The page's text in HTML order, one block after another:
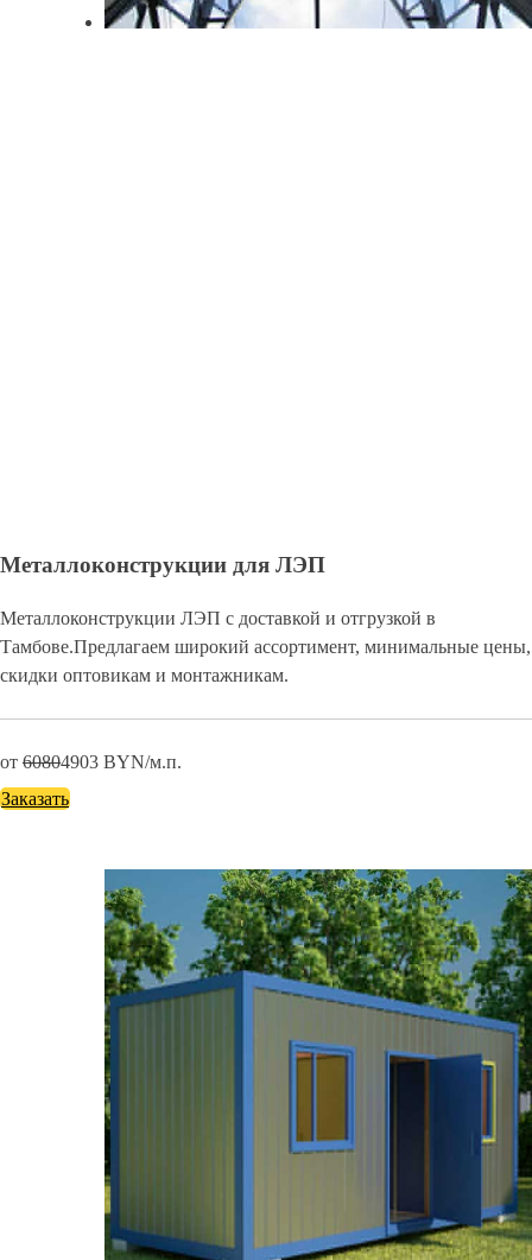
Металлоконструкции для ЛЭП
Металлоконструкции ЛЭП с доставкой и отгрузкой в
Тамбове.Предлагаем широкий ассортимент, минимальные цены,
скидки оптовикам и монтажникам.
от 60804903 BYN/м.п.
Заказать